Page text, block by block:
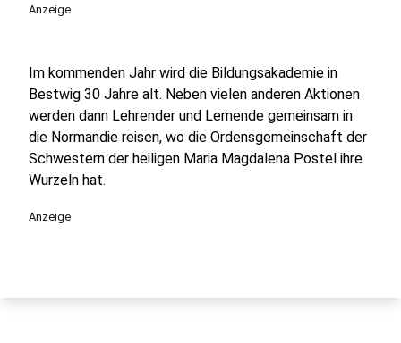
Anzeige
Im kommenden Jahr wird die Bildungsakademie in
Bestwig 30 Jahre alt. Neben vielen anderen Aktionen
werden dann Lehrender und Lernende gemeinsam in
die Normandie reisen, wo die Ordensgemeinschaft der
Schwestern der heiligen Maria Magdalena Postel ihre
Wurzeln hat.
Anzeige